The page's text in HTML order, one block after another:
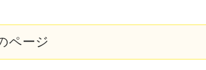
ページ